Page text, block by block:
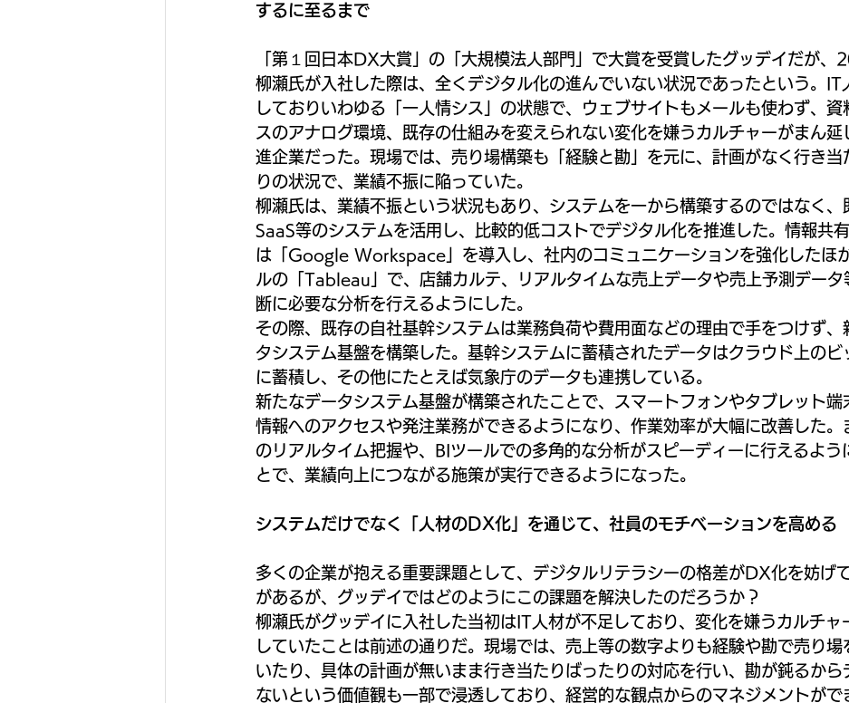
するに至るまで
「第１回日本DX大賞」の「大規模法人部門」で大賞を受賞したグッデイだが、
柳瀬氏が入社した際は、全くデジタル化の進んでいない状況であったという。IT
しておりいわゆる「一人情シス」の状態で、ウェブサイトもメールも使わず、資
スのアナログ環境、既存の仕組みを変えられない変化を嫌うカルチャーがまん
進企業だった。現場では、売り場構築も「経験と勘」を元に、計画がなく行き当
りの状況で、業績不振に陥っていた。
柳瀬氏は、業績不振という状況もあり、システムを一から構築するのではなく、
SaaS等のシステムを活用し、比較的低コストでデジタル化を推進した。情報共
は「Google Workspace」を導入し、社内のコミュニケーションを強化したほ
ルの「Tableau」で、店舗カルテ、リアルタイムな売上データや売上予測データ
断に必要な分析を行えるようにした。
その際、既存の自社基幹システムは業務負荷や費用面などの理由で手をつけず、
タシステム基盤を構築した。基幹システムに蓄積されたデータはクラウド上のビ
に蓄積し、その他にたとえば気象庁のデータも連携している。
新たなデータシステム基盤が構築されたことで、スマートフォンやタブレット端
情報へのアクセスや発注業務ができるようになり、作業効率が大幅に改善した。
のリアルタイム把握や、BIツールでの多角的な分析がスピーディーに行えるよう
とで、業績向上につながる施策が実行できるようになった。
システムだけでなく「人材のDX化」を通じて、社員のモチベーションを高める
多くの企業が抱える重要課題として、デジタルリテラシーの格差がDX化を妨げ
があるが、グッデイではどのようにこの課題を解決したのだろうか？
柳瀬氏がグッデイに入社した当初はIT人材が不足しており、変化を嫌うカルチャ
していたことは前述の通りだ。現場では、売上等の数字よりも経験や勘で売り場
いたり、具体の計画が無いまま行き当たりばったりの対応を行い、勘が鈍るから
ないという価値観も一部で浸透しており、経営的な観点からのマネジメントがで